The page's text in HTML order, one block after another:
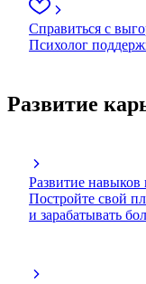
Справиться с
Психолог
Развитие
Развитие навыков
Постройте свой
и зарабатывать